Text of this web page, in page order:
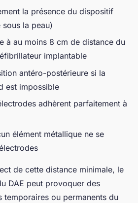
la présence du dispositif
la peau)
à au moins 8 cm de distance du
implantable
antéro-postérieure si la
est impossible
adhèrent parfaitement à
élément métallique ne se
de cette distance minimale, le
DAE peut provoquer des
temporaires ou permanents du